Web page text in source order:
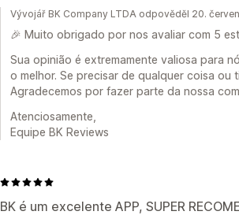
Vývojář BK Company LTDA odpověděl 20.
🎉 Muito obrigado por nos avaliar com 5
Sua opinião é extremamente valiosa para
o melhor. Se precisar de qualquer coisa ou
Agradecemos por fazer parte da nossa
Atenciosamente,
Equipe BK Reviews
BK é um excelente APP, SUPER